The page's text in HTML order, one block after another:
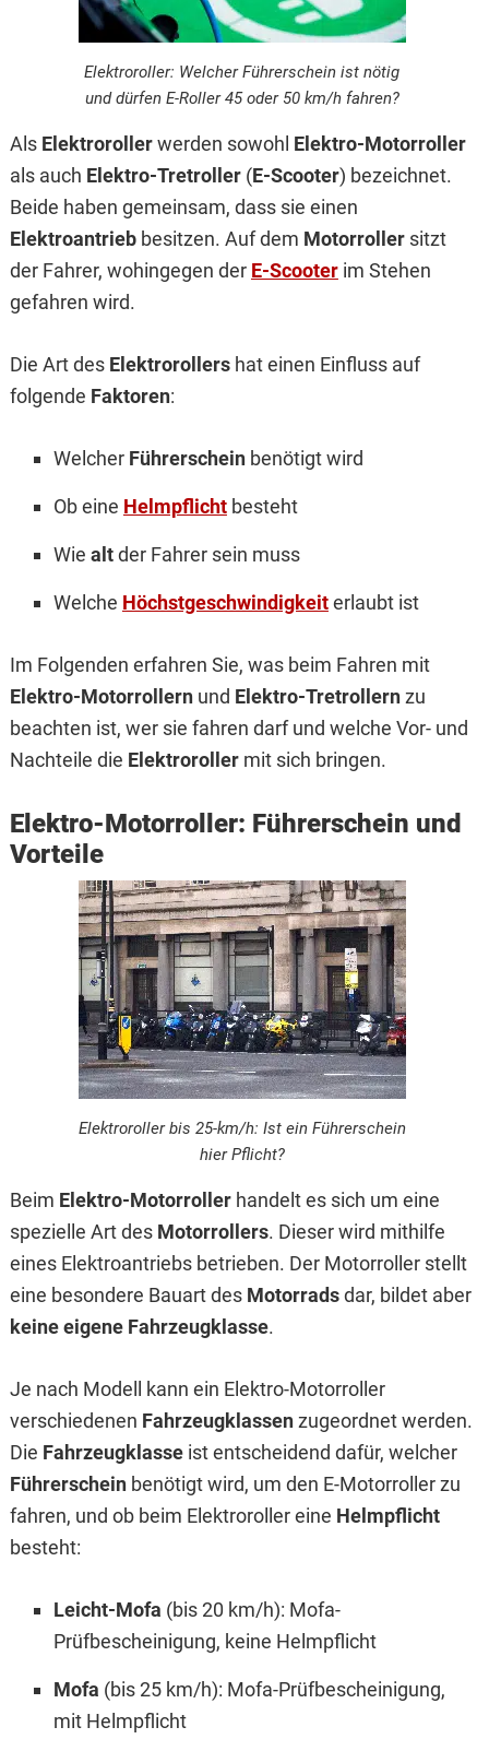
Elektroroller: Welcher Führerschein ist nötig
und dürfen E-Roller 45 oder 50 km/h fahren?
Als Elektrorollerwerden sowohl Elektro-Motorroller
als auch Elektro-Tretroller(E-Scooter) bezeichnet.
Beide haben gemeinsam, dass sie einen
Elektroantrieb besitzen. Auf dem Motorroller sitzt
der Fahrer, wohingegen der E-Scooterim Stehen
gefahren wird.
Die Art des Elektrorollers hat einen Einfluss auf
folgende Faktoren:
Welcher Führerschein benötigt wird
Ob eine Helmpflicht besteht
Wie altder Fahrer sein muss
Welche Höchstgeschwindigkeiterlaubt ist
Im Folgenden erfahren Sie, was beim Fahren mit
Elektro-Motorrollernund Elektro-Tretrollernzu
beachten ist, wer sie fahren darf und welche Vor- und
Nachteile die Elektroroller mit sich bringen.
Elektro-Motorroller: Führerschein und
Vorteile
Elektroroller bis 25-km/h: Ist ein Führerschein
hier Pflicht?
Beim Elektro-Motorrollerhandelt es sich um eine
spezielle Art des Motorrollers. Dieser wird mithilfe
eines Elektroantriebs betrieben. Der Motorroller stellt
eine besondere Bauart des Motorradsdar, bildet aber
keine eigene Fahrzeugklasse.
Je nach Modell kann ein Elektro-Motorroller
verschiedenen Fahrzeugklassenzugeordnet werden.
Die Fahrzeugklasse ist entscheidend dafür, welcher
Führerschein benötigt wird, um den E-Motorroller zu
fahren, und ob beim Elektroroller eine Helmpflicht
besteht:
Leicht-Mofa (bis 20 km/h): Mofa-
Prüfbescheinigung, keine Helmpflicht
Mofa (bis 25 km/h): Mofa-Prüfbescheinigung,
mit Helmpflicht